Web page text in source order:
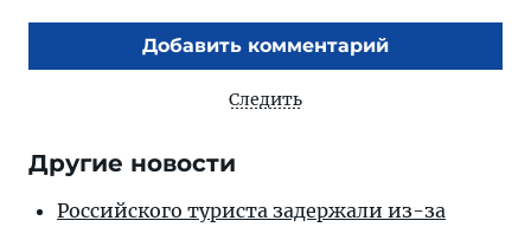
Добавить комментарий
Следить
Другие новости
Российского туриста задержали из-за